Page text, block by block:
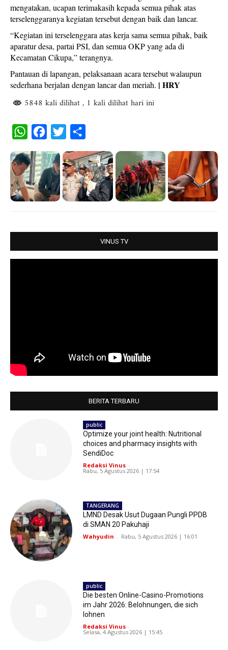
mengatakan, ucapan terimakasih kepada semua pihak atas
terselenggaranya kegiatan tersebut dengan baik dan lancar.
“Kegiatan ini terselenggara atas kerja sama semua pihak, baik
aparatur desa, partai PSI, dan semua OKP yang ada di
Kecamatan Cikupa,” terangnya.
Pantauan di lapangan, pelaksanaan acara tersebut walaupun
sederhana berjalan dengan lancar dan meriah. | HRY
5848 kali dilihat, 1 kali dilihat hari ini
W
a
t
s
c
e
b
i
t
t
a
r
e
VINUS TV
BERITA TERBARU
public
Optimize your joint health: Nutritional
choices and pharmacy insights with
SendiDoc
Redaksi Vinus -
Rabu, 5 Agustus 2026 | 17:54
TANGERANG
LMND Desak Usut Dugaan Pungli PPDB
di SMAN 20 Pakuhaji
Wahyudin - Rabu, 5 Agustus 2026 | 16:01
public
Die besten Online-Casino-Promotions
im Jahr 2026: Belohnungen, die sich
lohnen
Redaksi Vinus -
Selasa, 4 Agustus 2026 | 15:45